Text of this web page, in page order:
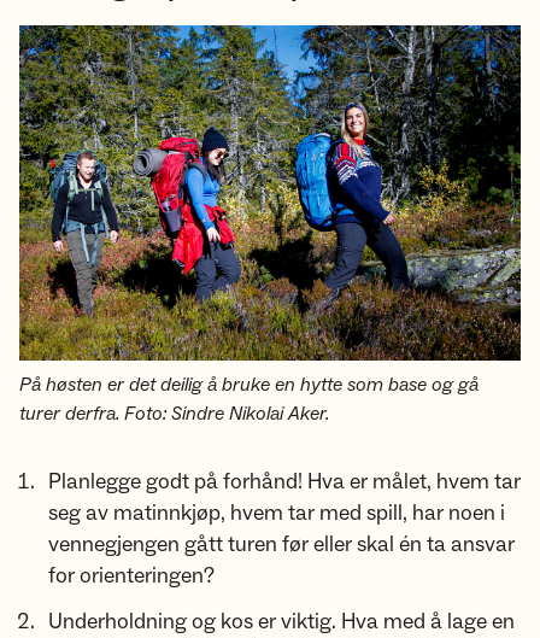
På høsten er det deilig å bruke en hytte som base og gå
turer derfra. Foto: Sindre Nikolai Aker.
Planlegge godt på forhånd! Hva er målet, hvem tar
seg av matinnkjøp, hvem tar med spill, har noen i
vennegjengen gått turen før eller skal én ta ansvar
for orienteringen?
Underholdning og kos er viktig. Hva med å lage en